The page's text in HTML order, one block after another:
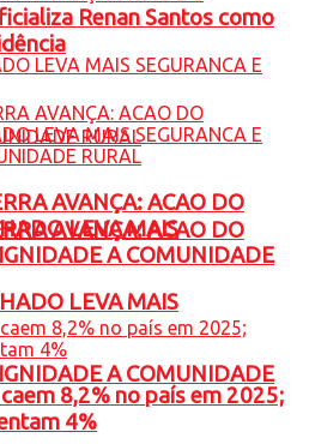
AVANÇA: ACAO DO
LEVA MAIS
A COMUNIDADE
Renan Santos como
AVANÇA: ACAO DO
LEVA MAIS
A COMUNIDADE
8,2% no país em 2025;
4%